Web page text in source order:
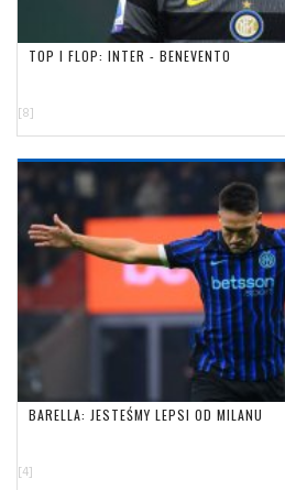
TOP I FLOP: INTER - BENEVENTO
[8]
BARELLA: JESTEŚMY LEPSI OD MILANU
[4]